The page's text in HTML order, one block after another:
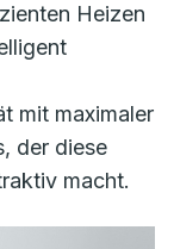
Heizen
mit maximaler
der diese
macht.